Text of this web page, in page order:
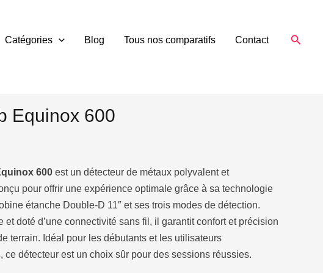
Catégories Blog Tous nos comparatifs Contact
son détecteur de métaux
Détecteurs de métaux Minelab
Equinox 600
600 est un détecteur de métaux polyvalent et
pour offrir une expérience optimale grâce à sa technologie
étanche Double-D 11″ et ses trois modes de détection.
et doté d’une connectivité sans fil, il garantit confort et précision
terrain. Idéal pour les débutants et les utilisateurs
ce détecteur est un choix sûr pour des sessions réussies.